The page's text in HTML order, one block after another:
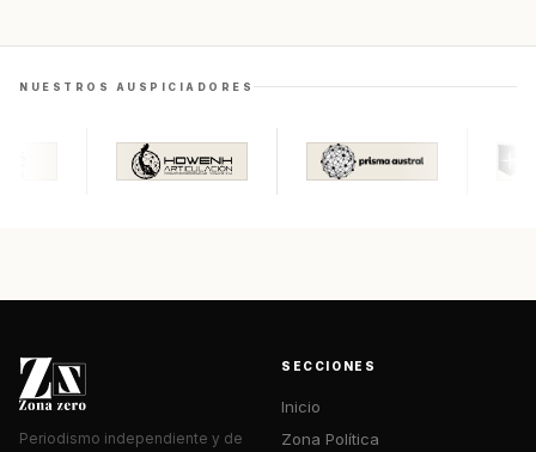
NUESTROS AUSPICIADORES
Periodismo independiente y de
SECCIONES
Inicio
Zona Política